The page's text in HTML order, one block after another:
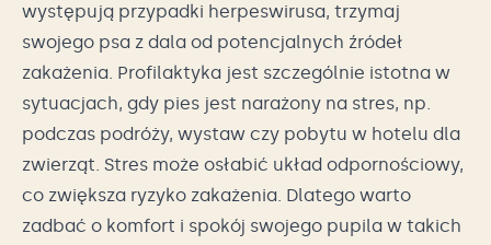
występują przypadki herpeswirusa, trzymaj
swojego psa z dala od potencjalnych źródeł
zakażenia. Profilaktyka jest szczególnie istotna w
sytuacjach, gdy pies jest narażony na stres, np.
podczas podróży, wystaw czy pobytu w hotelu dla
zwierząt. Stres może osłabić układ odpornościowy,
co zwiększa ryzyko zakażenia. Dlatego warto
zadbać o komfort i spokój swojego pupila w takich